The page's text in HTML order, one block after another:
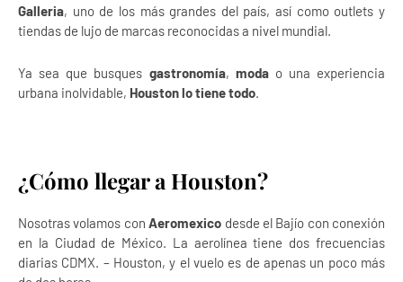
Galleria, uno de los más grandes del país, así como outlets y
tiendas de lujo de marcas reconocidas a nivel mundial.
Ya sea que busques gastronomía, modao una experiencia
urbana inolvidable, Houston lo tiene todo.
¿Cómo llegar a Houston?
Nosotras volamos conAeromexico desde el Bajío con conexión
en la Ciudad de México. La aerolínea tiene dos frecuencias
diarias CDMX. – Houston, y el vuelo es de apenas un poco más